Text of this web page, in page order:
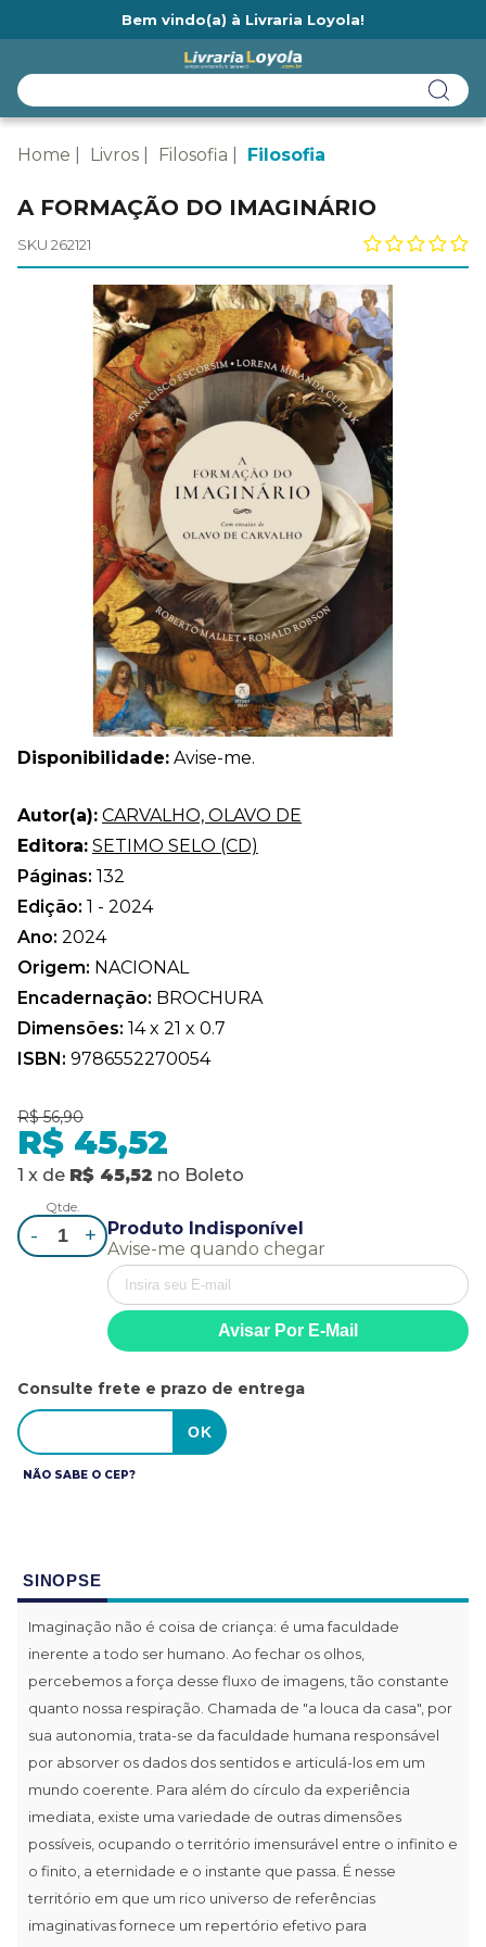
Bem vindo(a) à Livraria Loyola!
Home Livros Filosofia Filosofia
A FORMAÇÃO DO IMAGINÁRIO
SKU 262121
Disponibilidade: Avise-me.
Autor(a): CARVALHO, OLAVO DE
Editora: SETIMO SELO (CD)
Páginas: 132
Edição: 1 - 2024
Ano: 2024
Origem: NACIONAL
Encadernação: BROCHURA
Dimensões: 14 x 21 x 0.7
ISBN: 9786552270054
R$ 56,90
R$ 45,52
1 x de R$ 45,52 no Boleto
Qtde.
- +
Produto Indisponível
Avise-me quando chegar
Consulte frete e prazo de entrega
NÃO SABE O CEP?
SINOPSE
Imaginação não é coisa de criança: é uma faculdade
inerente a todo ser humano. Ao fechar os olhos,
percebemos a força desse fluxo de imagens, tão constante
quanto nossa respiração. Chamada de "a louca da casa", por
sua autonomia, trata-se da faculdade humana responsável
por absorver os dados dos sentidos e articulá-los em um
mundo coerente. Para além do círculo da experiência
imediata, existe uma variedade de outras dimensões
possíveis, ocupando o território imensurável entre o infinito e
o finito, a eternidade e o instante que passa. É nesse
território em que um rico universo de referências
imaginativas fornece um repertório efetivo para